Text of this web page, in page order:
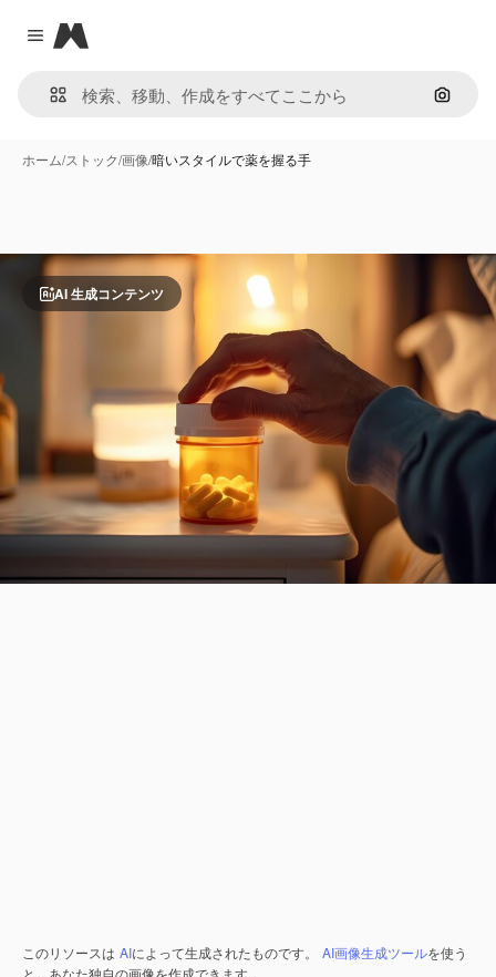
Close menu
Magnific
画像で
ホーム/ストック/画像/暗いスタイルで薬を握る手
AI 生成コンテンツ
このリソースは AIによって生成されたものです。 AI画像生成ツールを使う
と、あなた独自の画像を作成できます。